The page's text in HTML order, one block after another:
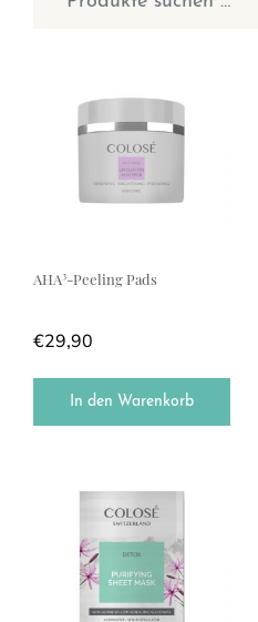
AHA³-Peeling Pads
€29,90
In den Warenkorb